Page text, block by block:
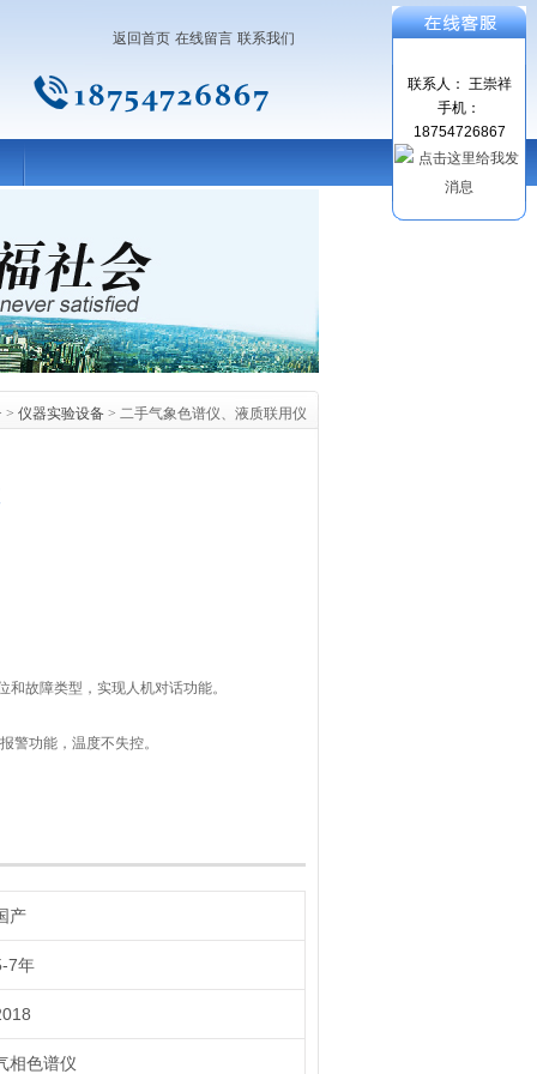
返回首页 在线留言 联系我们
> 仪器实验设备 > 二手气象色谱仪、液质联用仪
故障类型，实现人机对话功能。
警功能，温度不失控。
号输出，实现在PC上完成控制与分析
产
7年
相色谱仪
联系人： 王崇祥
手机：
18754726867